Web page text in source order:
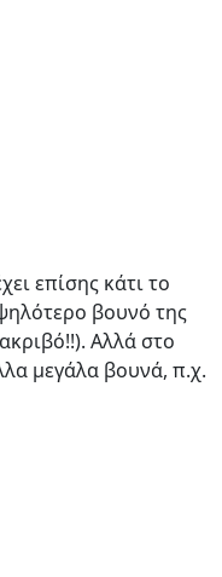
επίσης κάτι το
βουνό της
Αλλά στο
μεγάλα βουνά, π.χ.